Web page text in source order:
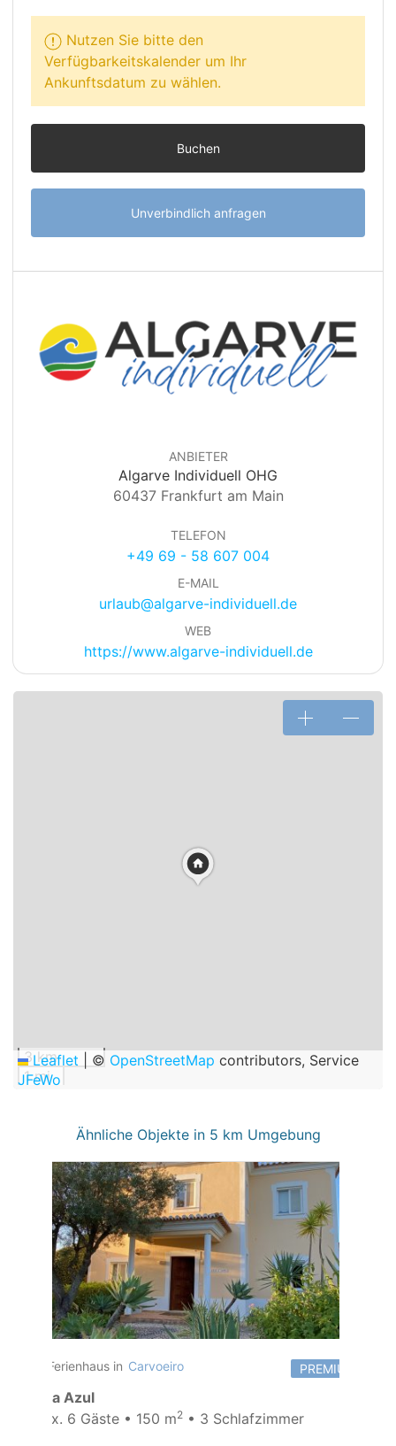
Nutzen Sie bitte den
Verfügbarkeitskalender um Ihr
Ankunftsdatum zu wählen.
Buchen
Unverbindlich anfragen
ANBIETER
Algarve Individuell OHG
60437 Frankfurt am Main
TELEFON
+49 69 - 58 607 004
E-MAIL
urlaub@algarve-individuell.de
WEB
https://www.algarve-individuell.de
3 km
1 mi
Leaflet © OpenStreetMap contributors, Service
JFeWo
Ähnliche Objekte in 5 km Umgebung
Ferienhaus in Carvoeiro PREMIUM
Villa Azul
Max. 6 Gäste • 150 m2 • 3 Schlafzimmer